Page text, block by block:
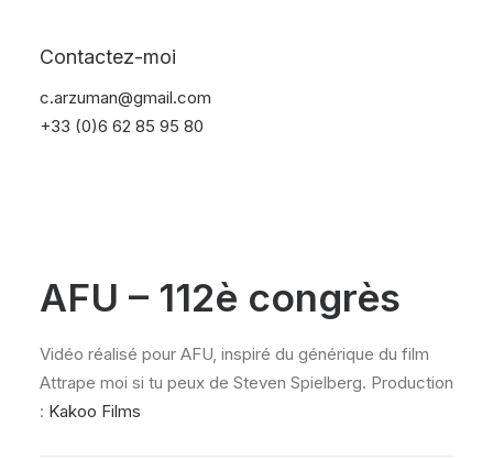
Contactez-moi
c.arzuman@gmail.com
+33 (0)6 62 85 95 80
AFU – 112è congrès
Vidéo réalisé pour AFU, inspiré du générique du film
Attrape moi si tu peux de Steven Spielberg. Production
: Kakoo Films